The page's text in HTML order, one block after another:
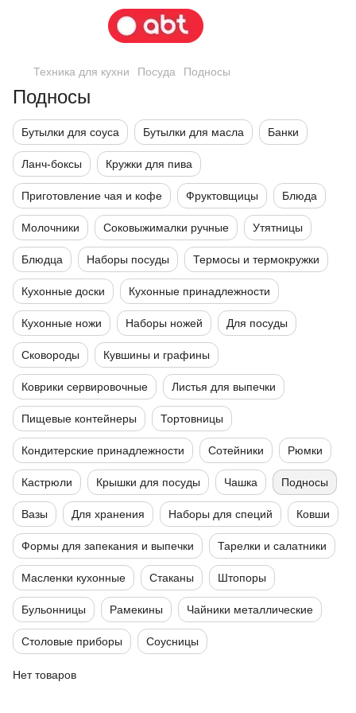
Техника для кухни Посуда Подносы
Подносы
Бутылки для соуса Бутылки для масла Банки
Ланч-боксы Кружки для пива
Приготовление чая и кофе Фруктовщицы Блюда
Молочники Соковыжималки ручные Утятницы
Блюдца Наборы посуды Термосы и термокружки
Кухонные доски Кухонные принадлежности
Кухонные ножи Наборы ножей Для посуды
Сковороды Кувшины и графины
Коврики сервировочные Листья для выпечки
Пищевые контейнеры Тортовницы
Кондитерские принадлежности Сотейники Рюмки
Кастрюли Крышки для посуды Чашка Подносы
Вазы Для хранения Наборы для специй Ковши
Формы для запекания и выпечки Тарелки и салатники
Масленки кухонные Стаканы Штопоры
Бульонницы Рамекины Чайники металлические
Столовые приборы Соусницы
Нет товаров